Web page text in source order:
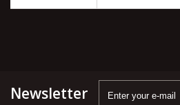
Newsletter